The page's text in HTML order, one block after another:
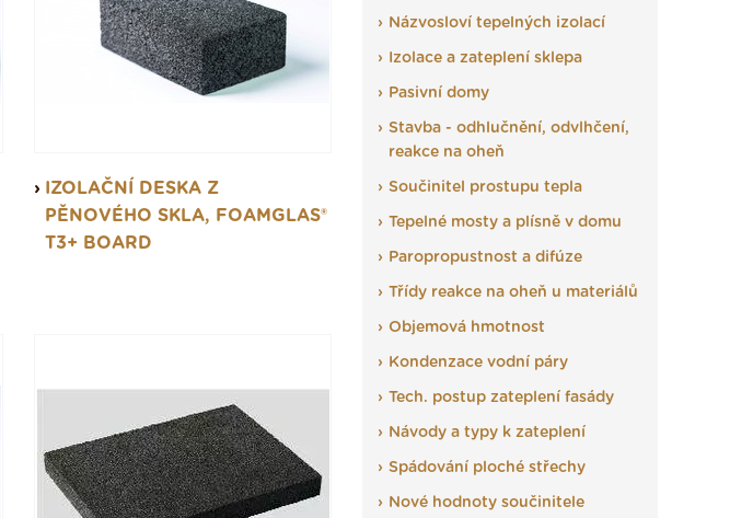
IZOLAČNÍ DESKA Z
PĚNOVÉHO SKLA, FOAMGLAS®
T3+ BOARD
Názvosloví tepelných izolací
Izolace a zateplení sklepa
Pasivní domy
Stavba - odhlučnění, odvlhčení,
reakce na oheň
Součinitel prostupu tepla
Tepelné mosty a plísně v domu
Paropropustnost a difúze
Třídy reakce na oheň u materiálů
Objemová hmotnost
Kondenzace vodní páry
Tech. postup zateplení fasády
Návody a typy k zateplení
Spádování ploché střechy
Nové hodnoty součinitele